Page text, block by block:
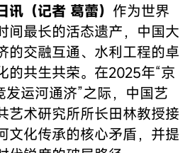
（记者 葛蕾） 作为世界
间最长的活态遗产，中国大
的交融互通、水利工程的卓
的共生共荣。在2025年“京
发运河通济”之际，中国艺
艺术研究所所长田林教授接
文化传承的核心矛盾，并提